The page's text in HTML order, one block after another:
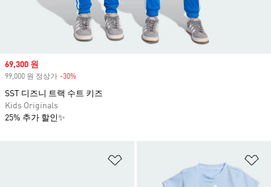
Sale price
69,300 원
99,000 원 정상가 -30%
SST 디즈니 트랙 수트 키즈
Kids Originals
25% 추가 할인✨